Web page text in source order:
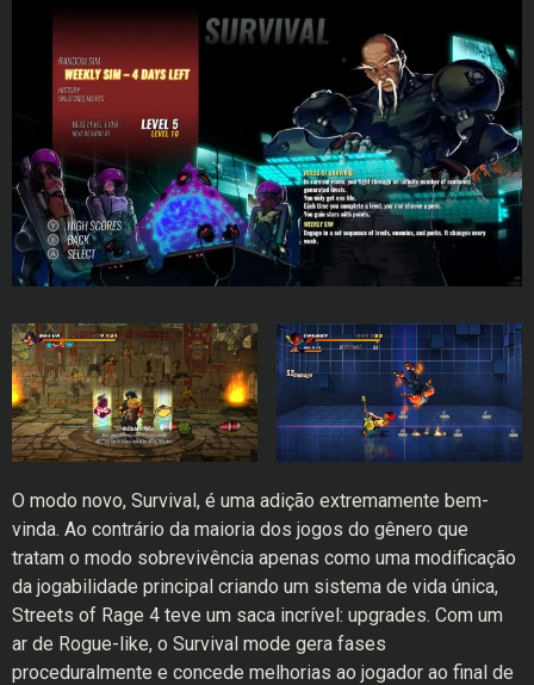
O modo novo, Survival, é uma adição extremamente bem-
vinda. Ao contrário da maioria dos jogos do gênero que
tratam o modo sobrevivência apenas como uma modificação
da jogabilidade principal criando um sistema de vida única,
Streets of Rage 4 teve um saca incrível: upgrades. Com um
ar de Rogue-like, o Survival mode gera fases
proceduralmente e concede melhorias ao jogador ao final de